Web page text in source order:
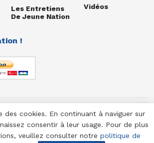
Les Entretiens
De Jeune Nation
Vidéos
!
des cookies. En continuant à naviguer sur
consentir à leur usage. Pour de plus
veuillez consulter notre politique de